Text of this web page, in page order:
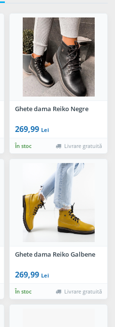
Ghete dama Reiko Negre
269,99 Lei
În stoc Livrare gratuită
Ghete dama Reiko Galbene
269,99 Lei
În stoc Livrare gratuită